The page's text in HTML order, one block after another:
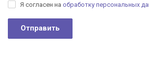
Я согласен на обработку персональных